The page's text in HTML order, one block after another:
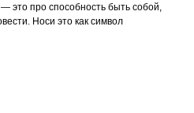
это про способность быть собой,
Носи это как символ